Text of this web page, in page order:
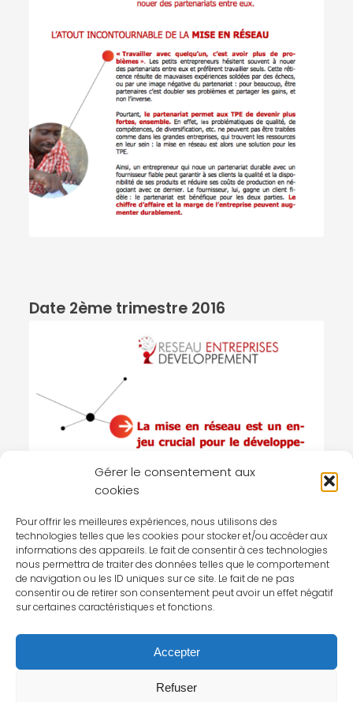
Gérer le consentement aux
cookies
Pour offrir les meilleures expériences, nous utilisons des
technologies telles que les cookies pour stocker et/ou accéder aux
informations des appareils. Le fait de consentir à ces technologies
nous permettra de traiter des données telles que le comportement
de navigation ou les ID uniques sur ce site. Le fait de ne pas
consentir ou de retirer son consentement peut avoir un effet négatif
sur certaines caractéristiques et fonctions.
Accepter
Refuser
Date 2ème trimestre 2016
Télécharger le PDF